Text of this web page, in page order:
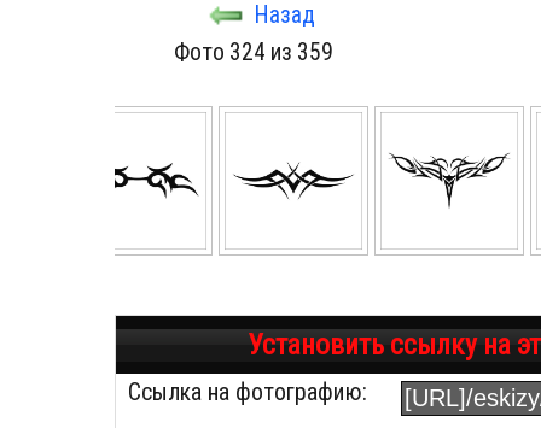
Назад
Фото 324 из 359
Установить ссылку на
Ссылка на фотографию: